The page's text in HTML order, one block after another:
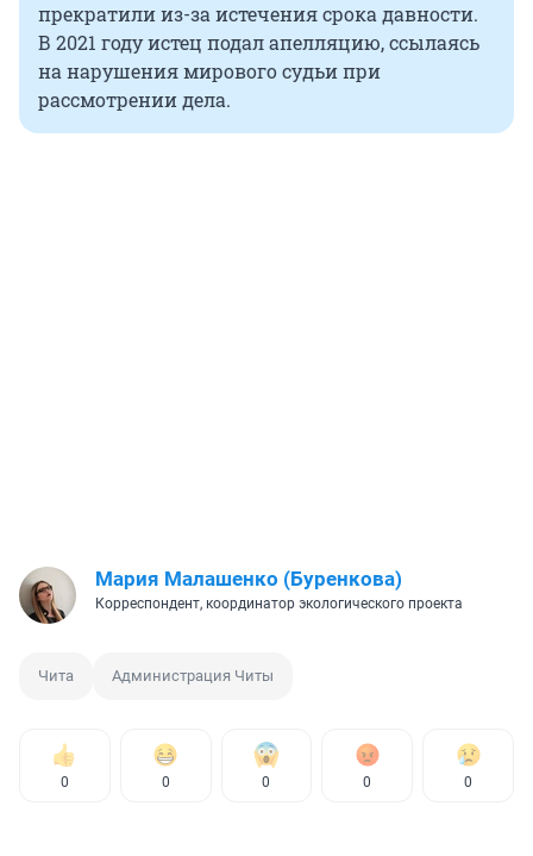
прекратили из-за истечения срока давности.
В 2021 году истец подал апелляцию, ссылаясь
на нарушения мирового судьи при
рассмотрении дела.
Мария Малашенко (Буренкова)
Корреспондент, координатор экологического проекта
Чита Администрация Читы
0 0 0 0 0